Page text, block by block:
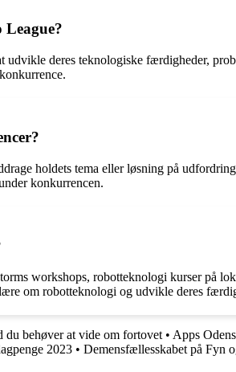
deres teknologiske færdigheder,
holdets tema eller løsning på
konkurrencen.
workshops, robotteknologi kurser på
om robotteknologi og udvikle deres
du behøver at vide om fortovet• Apps
2023 • Demensfællesskabet på Fyn